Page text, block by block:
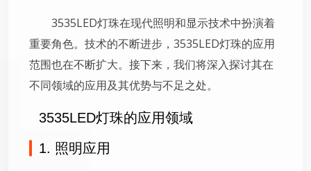
3535LED灯珠在现代照明和显示技术中扮演着
重要角色。技术的不断进步，3535LED灯珠的应用
范围也在不断扩大。接下来，我们将深入探讨其在
不同领域的应用及其优势与不足之处。
3535LED灯珠的应用领域
1. 照明应用